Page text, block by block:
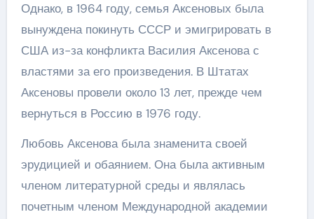
Однако, в 1964 году, семья Аксеновых была
вынуждена покинуть СССР и эмигрировать в
США из-за конфликта Василия Аксенова с
властями за его произведения. В Штатах
Аксеновы провели около 13 лет, прежде чем
вернуться в Россию в 1976 году.
Любовь Аксенова была знаменита своей
эрудицией и обаянием. Она была активным
членом литературной среды и являлась
почетным членом Международной академии